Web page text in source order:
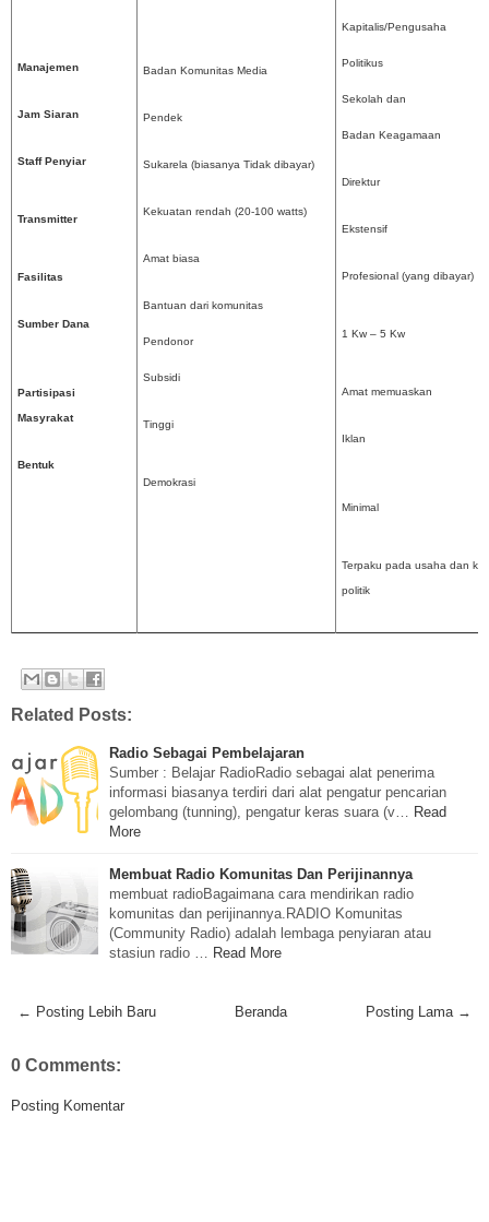
Manajemen
Jam Siaran
Staff Penyiar
Transmitter
Fasilitas
Sumber Dana
Partisipasi
Masyrakat
Bentuk
Badan Komunitas Media
Pendek
Sukarela (biasanya Tidak dibayar)
Kekuatan rendah (20-100 watts)
Amat biasa
Bantuan dari komunitas
Pendonor
Subsidi
Tinggi
Demokrasi
Kapitalis/Pengusaha
Politikus
Sekolah dan
Badan Keagamaan
Direktur
Ekstensif
Profesional (yang dibayar)
1 Kw – 5 Kw
Amat memuaskan
Iklan
Minimal
Terpaku pada usaha dan
politik
Related Posts:
Radio Sebagai Pembelajaran
Sumber : Belajar RadioRadio sebagai alat penerima
informasi biasanya terdiri dari alat pengatur pencarian
gelombang (tunning), pengatur keras suara (v…
Read
More
Membuat Radio Komunitas Dan Perijinannya
membuat radioBagaimana cara mendirikan radio
komunitas dan perijinannya.RADIO Komunitas
(Community Radio) adalah lembaga penyiaran atau
stasiun radio …
Read More
← Posting Lebih Baru Posting Lama →
Beranda
0 Comments:
Posting Komentar